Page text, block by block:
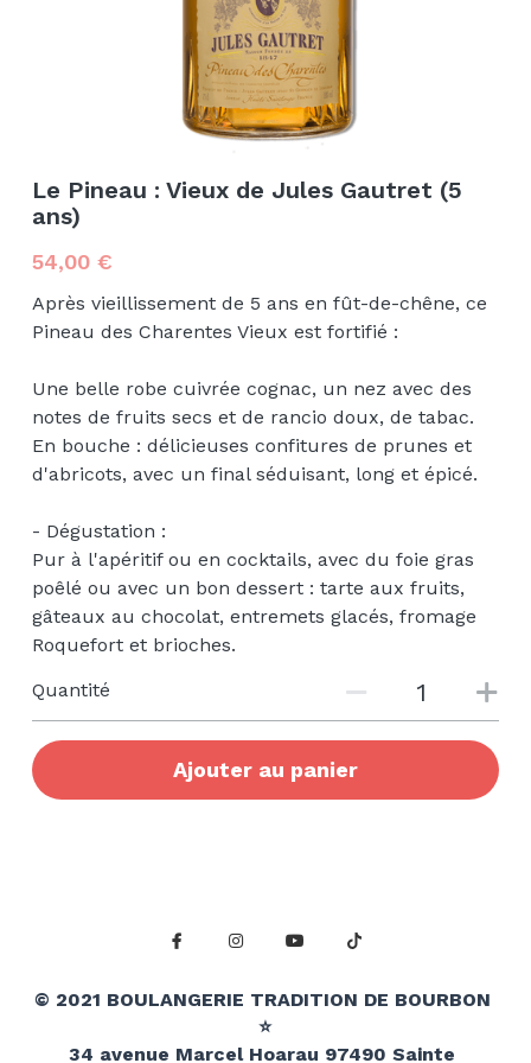
Le Pineau : Vieux de Jules Gautret (5
ans)
54,00 €
Après vieillissement de 5 ans en fût-de-chêne, ce
Pineau des Charentes Vieux est fortifié :
Une belle robe cuivrée cognac, un nez avec des
notes de fruits secs et de rancio doux, de tabac.
En bouche : délicieuses confitures de prunes et
d'abricots, avec un final séduisant, long et épicé.
- Dégustation :
Pur à l'apéritif ou en cocktails, avec du foie gras
poêlé ou avec un bon dessert : tarte aux fruits,
gâteaux au chocolat, entremets glacés, fromage
Roquefort et brioches.
Quantité
Ajouter au panier
© 2021 BOULANGERIE TRADITION DE BOURBON
⭐️
34 avenue Marcel Hoarau 97490 Sainte